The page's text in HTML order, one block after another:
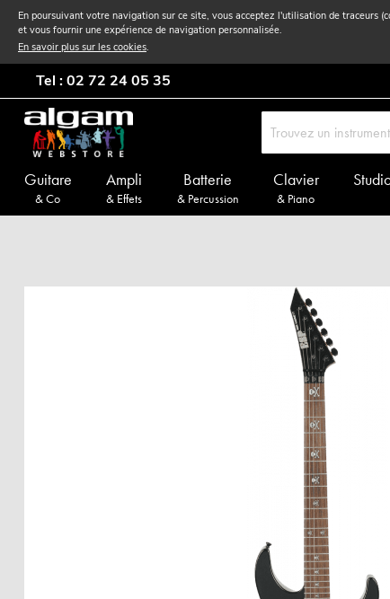
En poursuivant votre navigation sur ce site, vous acceptez l'utilisation de traceurs
et vous fournir une expérience de navigation personnalisée.
En savoir plus sur les cookies.
Tel : 02 72 24 05 35
Guitare
& Co
Ampli
& Effets
Batterie
& Percussion
Clavier
& Piano